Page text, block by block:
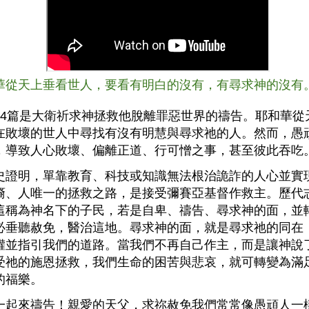
從天上垂看世人，要看有明白的沒有，有尋求神的沒有
篇是大衛祈求神拯救他脫離罪惡世界的禱告。耶和華從
敗壞的世人中尋找有沒有明慧與尋求祂的人。然而，愚
導致人心敗壞、偏離正道、行可憎之事，甚至彼此吞吃
證明，單靠教育、科技或知識無法根治詭詐的人心並實
、人唯一的拯救之路，是接受彌賽亞基督作救主。歷代
稱為神名下的子民，若是自卑、禱告、尋求神的面，並
垂聽赦免，醫治這地。尋求神的面，就是尋求祂的同在
並指引我們的道路。當我們不再自己作主，而是讓神說
祂的施恩拯救，我們生命的困苦與悲哀，就可轉變為滿
樂。
起來禱告！親愛的天父，求祢赦免我們常常像愚頑人一